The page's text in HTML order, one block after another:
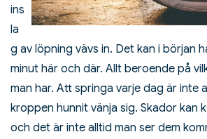
ins
la
g av löpning vävs in. Det kan i början
minut här och där. Allt beroende på
man har. Att springa varje dag är inte
kroppen hunnit vänja sig. Skador kan
och det är inte alltid man ser dem